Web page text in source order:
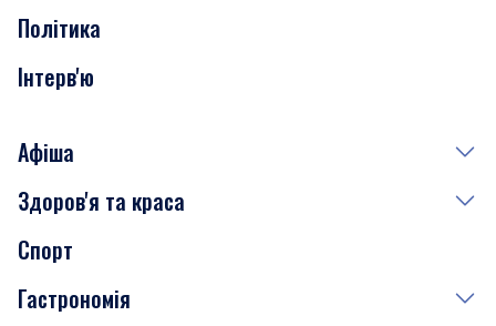
Політика
Інтерв'ю
Афіша
Сьогодні
Завтра
Субота
Здоров'я та краса
Медицина
Краса
Спорт
Гастрономія